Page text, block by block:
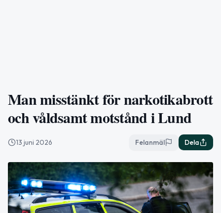
Man misstänkt för narkotikabrott
och våldsamt motstånd i Lund
13 juni 2026 Felanmäl Dela